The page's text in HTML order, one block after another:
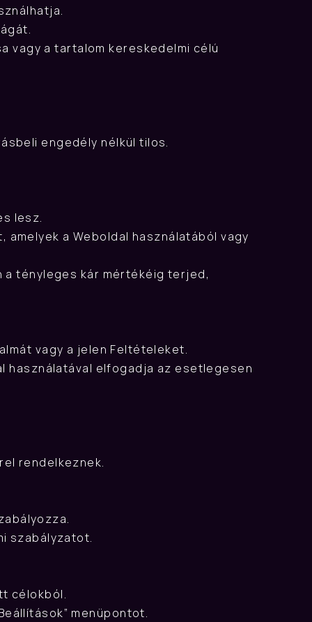
vagy a tartalom kereskedelmi célú
engedély nélkül tilos.
lesz.
a Weboldal használatából vagy
tényleges kár mértékéig terjed,
vagy a jelen Feltételeket.
használatával elfogadja az esetlegesen
rendelkeznek.
szabályzatot.
célokból.
menüpontot.